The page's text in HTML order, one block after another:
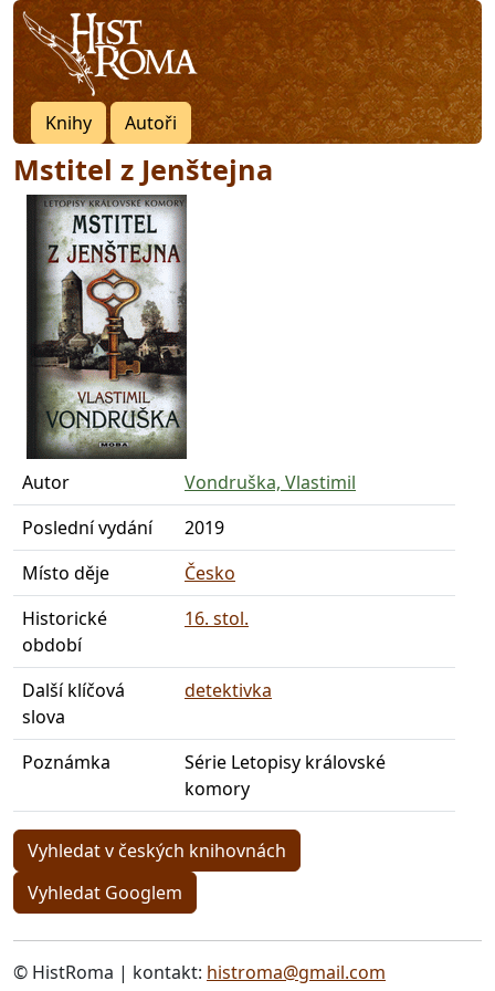
Knihy Autoři
Mstitel z Jenštejna
Autor
Vondruška, Vlastimil
Poslední vydání
2019
Místo děje
Česko
Historické
období
16. stol.
Další klíčová
slova
detektivka
Poznámka
Série Letopisy královské
komory
Vyhledat v českých knihovnách
Vyhledat Googlem
© HistRoma | kontakt: histroma@gmail.com